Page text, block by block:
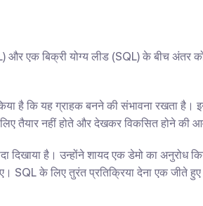
और एक बिक्री योग्य लीड (SQL) के बीच
है कि यह ग्राहक बनने की संभावना रखता
तैयार नहीं होते और देखकर विकसित होने की
दिखाया है। उन्होंने शायद एक डेमो का अनुरोध
SQL के लिए तुरंत प्रतिक्रिया देना एक